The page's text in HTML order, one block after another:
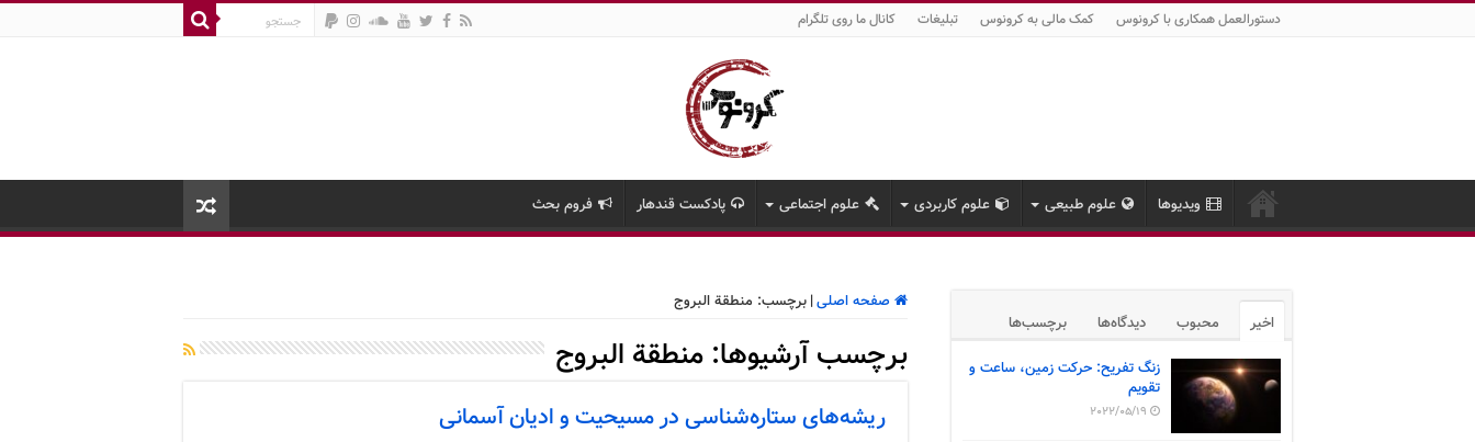
دستورالعمل همکاری با کرونوس کمک مالی به کرونوس تبلیغات کانال ما روی تلگرام
ویدیوها علوم طبیعی علوم کاربردی علوم اجتماعی پادکست قندهار فروم بحث
صفحه اصلی| برچسب: منطقة البروج
برچسب آرشیوها: منطقة البروج
ریشه‌های ستاره‌شناسی در مسیحیت و ادیان آسمانی
اخیر محبوب دیدگاه‌ها برچسب‌ها
زنگ تفریح: حرکت زمین، ساعت و
تقویم
2022/05/19